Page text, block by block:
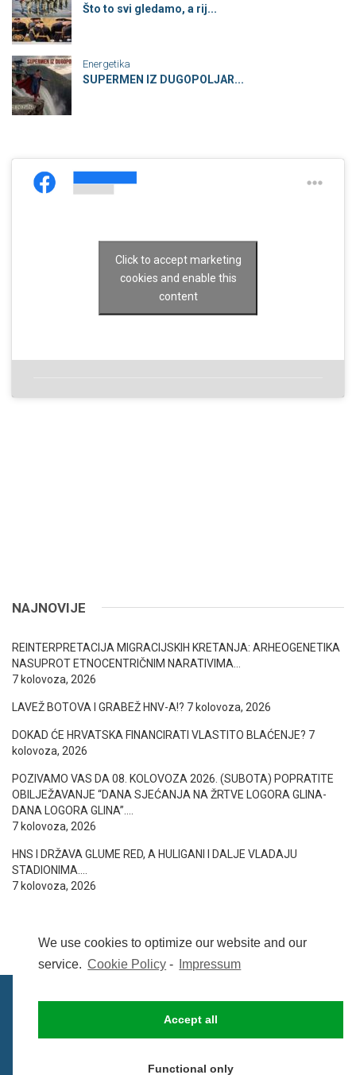
We use cookies to optimize our website and our
service. Cookie Policy - Impressum
Accept all
Functional only
Što to svi gledamo, a rij...
Energetika
SUPERMEN IZ DUGOPOLJAR...
Click to accept marketing
cookies and enable this
content
NAJNOVIJE
REINTERPRETACIJA MIGRACIJSKIH KRETANJA: ARHEOGENETIKA
NASUPROT ETNOCENTRIČNIM NARATIVIMA…
7 kolovoza, 2026
LAVEŽ BOTOVA I GRABEŽ HNV-A!? 7 kolovoza, 2026
DOKAD ĆE HRVATSKA FINANCIRATI VLASTITO BLAĆENJE? 7
kolovoza, 2026
POZIVAMO VAS DA 08. KOLOVOZA 2026. (SUBOTA) POPRATITE
OBILJEŽAVANJE “DANA SJEĆANJA NA ŽRTVE LOGORA GLINA-
DANA LOGORA GLINA”….
7 kolovoza, 2026
HNS I DRŽAVA GLUME RED, A HULIGANI I DALJE VLADAJU
STADIONIMA….
7 kolovoza, 2026